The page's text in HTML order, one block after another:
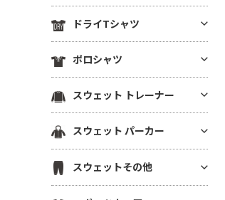
定番無地Tシャツ
薄手Tシャツ(4.9oz以下)
中肉厚Tシャツ(5～5.5oz)
4oz)
VネックTシャツ
ポケットTシャツ
ドライTシャツ
定番無地ドライTシャツ
ドライTシャツ(半袖)
ドライTシャツ(長袖)
ドライノースリーブTシャツ
ドライTシャツその他
ポロシャツ
ドライポロシャツ(半袖)
ドライポロシャツ(長袖)
綿ポロシャツ(半袖)
綿ポロシャツ(長袖)
鹿の子ポロシャツ
スウェット トレーナー
薄手トレーナー(8.9oz以下)
中肉トレーナー(9～10.9oz)
厚手トレーナー(11oz～)
裏毛(裏パイル)トレーナー
スウェット パーカー
プルオーバーパーカー
ジップパーカー
スウェットその他
スウェットパンツ